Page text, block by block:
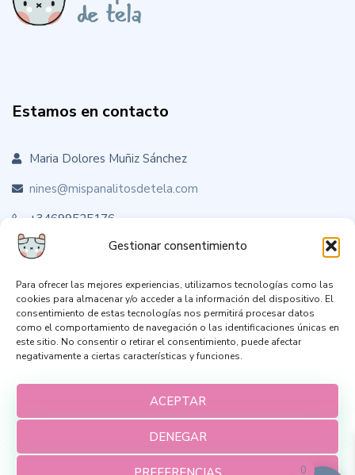
Gestionar consentimiento
Para ofrecer las mejores experiencias, utilizamos tecnologías como las
cookies para almacenar y/o acceder a la información del dispositivo. El
consentimiento de estas tecnologías nos permitirá procesar datos
como el comportamiento de navegación o las identificaciones únicas en
este sitio. No consentir o retirar el consentimiento, puede afectar
negativamente a ciertas características y funciones.
ACEPTAR
DENEGAR
Estamos en contacto
Maria Dolores Muñiz Sánchez
nines@mispanalitosdetela.com
+34699525176
Sígueme en RRSS
0